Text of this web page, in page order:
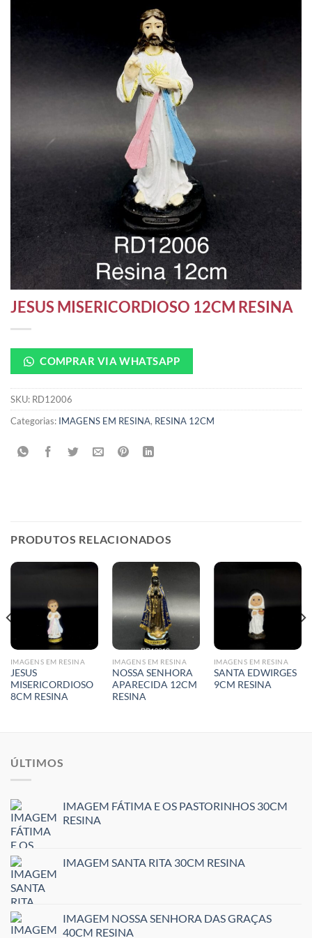
JESUS MISERICORDIOSO 12CM RESINA
COMPRAR VIA WHATSAPP
SKU: RD12006
Categorias: IMAGENS EM RESINA, RESINA 12CM
PRODUTOS RELACIONADOS
IMAGENS EM RESINA
JESUS
MISERICORDIOSO
8CM RESINA
IMAGENS EM RESINA
NOSSA SENHORA
APARECIDA 12CM
RESINA
IMAGENS EM RESINA
SANTA EDWIRGES
9CM RESINA
ÚLTIMOS
IMAGEM FÁTIMA E OS PASTORINHOS 30CM
RESINA
IMAGEM SANTA RITA 30CM RESINA
IMAGEM NOSSA SENHORA DAS GRAÇAS
40CM RESINA